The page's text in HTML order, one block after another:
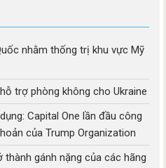
nhằm thống trị khu vực Mỹ
trợ phòng không cho Ukraine
Capital One lần đầu công
của Trump Organization
gánh nặng của các hãng